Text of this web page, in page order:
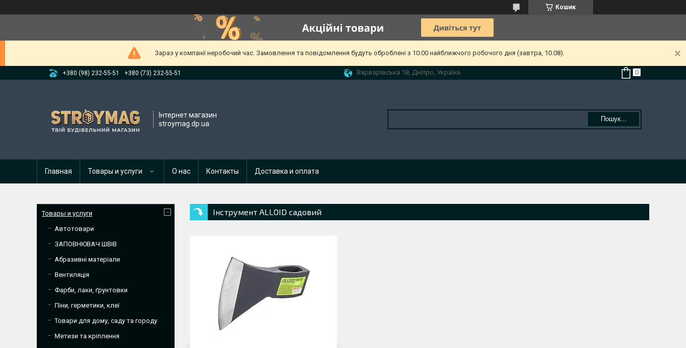
Кошик
Зараз у компанії неробочий час. Замовлення та повідомлення будуть оброблені з 10:00 найближчого робочого дня (завтра, 10.08).
+380 (98) 232-55-51 +380 (73) 232-55-51 Варварівська 18, Дніпро, Україна
Інтернет магазин
stroymag.dp.ua
Пошук...
Главная Товары и услуги О нас Контакты Доставка и оплата
Інструмент ALLOID садовий
Товары и услуги
Автотовари
ЗАПОВНЮВАЧ ШВІВ
Абразивні матеріали
Вентиляція
Фарби, лаки, ґрунтовки
Піни, герметики, клеї
Товари для дому, саду та городу
Метизи та кріплення